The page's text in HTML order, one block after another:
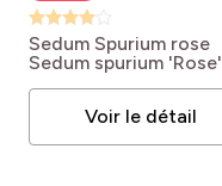
Sedum Spurium rose
Sedum spurium 'Rose'
Voir le détail